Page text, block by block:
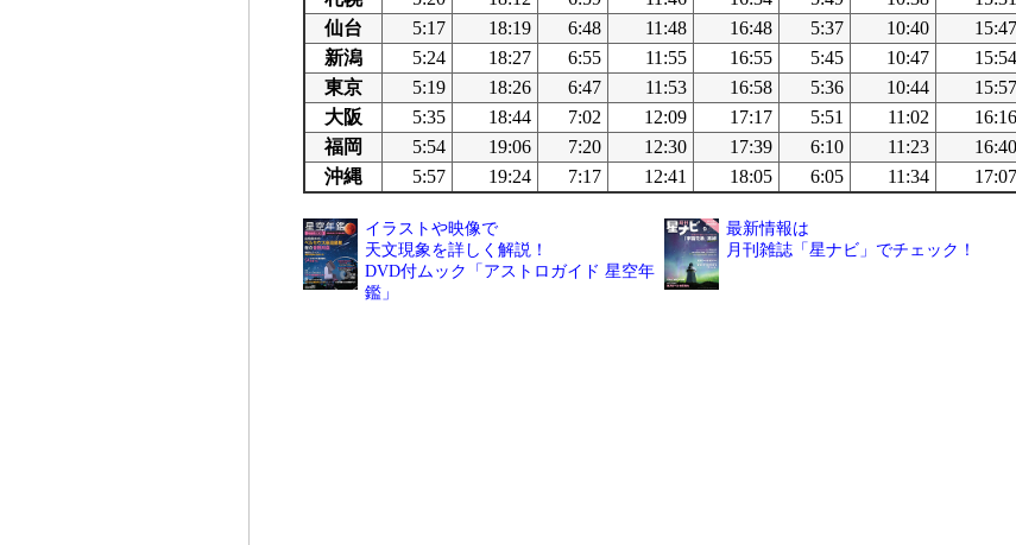
仙台
5:17 18:19 6:48 11:48 16:48 5:37 10:40
15:47
新潟
5:24 18:27 6:55 11:55 16:55 5:45 10:47
15:54
東京
5:19 18:26 6:47 11:53 16:58 5:36 10:44
15:57
大阪
5:35 18:44 7:02 12:09 17:17 5:51 11:02
16:16
福岡
5:54 19:06 7:20 12:30 17:39 6:10 11:23
16:40
沖縄
5:57 19:24 7:17 12:41 18:05 6:05 11:34 17:07
イラストや映像で
天文現象を詳しく解説！
DVD付ムック「アストロガイド 星空年
鑑」
最新情報は
月刊雑誌「星ナビ」でチェック！